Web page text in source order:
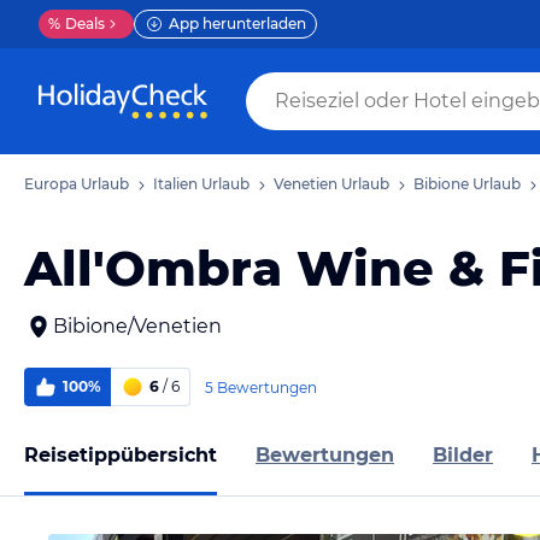
% Deals App herunterladen
Europa Urlaub Italien Urlaub Venetien Urlaub Bibione Urlaub
All'Ombra Wine &
Bibione/Venetien
100% 6 / 6 5 Bewertungen
Reisetippübersicht Bewertungen Bilder